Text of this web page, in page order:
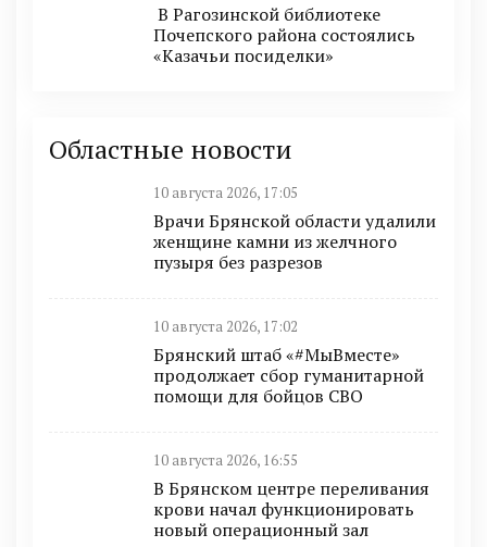
В Рагозинской библиотеке
Почепского района состоялись
«Казачьи посиделки»
Областные новости
10 августа 2026, 17:05
Врачи Брянской области удалили
женщине камни из желчного
пузыря без разрезов
10 августа 2026, 17:02
Брянский штаб «#МыВместе»
продолжает сбор гуманитарной
помощи для бойцов СВО
10 августа 2026, 16:55
В Брянском центре переливания
крови начал функционировать
новый операционный зал